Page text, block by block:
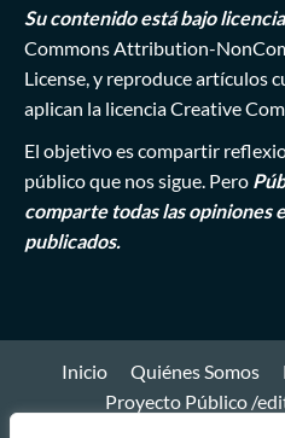
Su contenido está bajo licencia
Commons Attribution-
License , y reproduce artículos
aplican la licencia Creative
El objetivo es compartir
público que nos sigue. Pero
comparte todas las opiniones
publicados.
Inicio Quiénes Somos
Proyecto Público /